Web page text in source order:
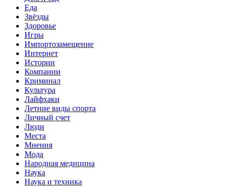
Еда
Звёзды
Здоровье
Игры
Импортозамещение
Интернет
Истории
Компании
Криминал
Культура
Лайфхаки
Летние виды спорта
Личный счет
Люди
Места
Мнения
Мода
Народная медицина
Наука
Наука и техника